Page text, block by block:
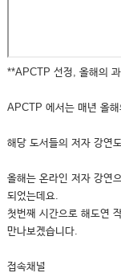
**APCTP 선정, 올해의
APCTP 에서는 매년 올
해당 도서들의 저자 강연
올해는 온라인 저자 강연
되었는데요.
첫번째 시간으로 해도연
만나보겠습니다.
접속채널